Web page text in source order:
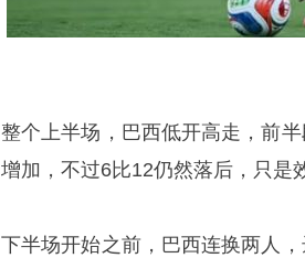
整个上半场，巴西低开高走，前
增加，不过6比12仍然落后，只是
下半场开始之前，巴西连换两人